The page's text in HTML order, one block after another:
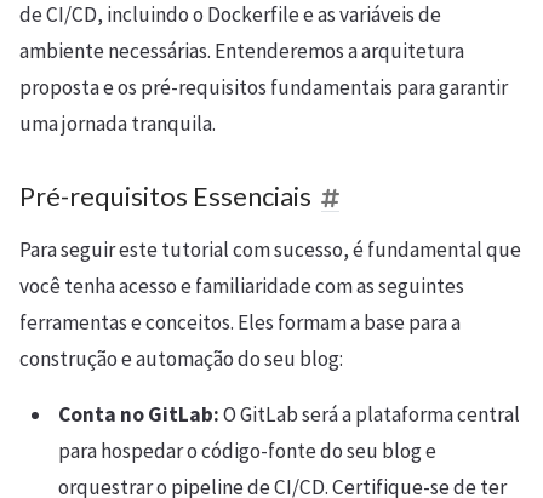
de CI/CD, incluindo o Dockerfile e as variáveis de
ambiente necessárias. Entenderemos a arquitetura
proposta e os pré-requisitos fundamentais para garantir
uma jornada tranquila.
Pré-requisitos Essenciais
Para seguir este tutorial com sucesso, é fundamental que
você tenha acesso e familiaridade com as seguintes
ferramentas e conceitos. Eles formam a base para a
construção e automação do seu blog:
Conta no GitLab:O GitLab será a plataforma central
para hospedar o código-fonte do seu blog e
orquestrar o pipeline de CI/CD. Certifique-se de ter